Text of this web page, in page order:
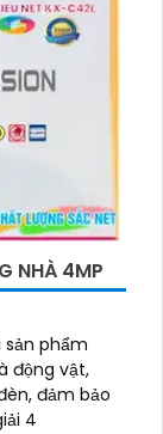
NHÀ 4MP
sản phẩm
động vật,
đảm bảo
giải 4